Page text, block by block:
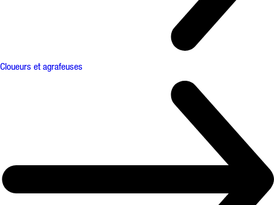
Cloueurs et agrafeuses